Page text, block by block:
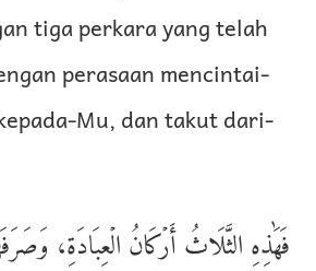
tiga perkara yang telah
perasaan mencintai-
Mu, dan takut dari-
فَهَٰذِهِ الثَّلَاثُ أَرۡكَانُ الۡعِبَادَةِ،